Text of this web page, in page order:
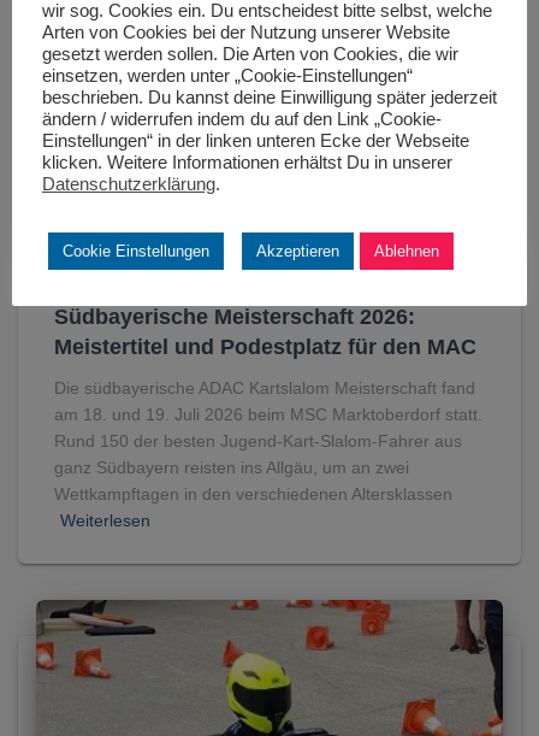
Südbayerische Meisterschaft 2026:
Meistertitel und Podestplatz für den MAC
Die südbayerische ADAC Kartslalom Meisterschaft fand
am 18. und 19. Juli 2026 beim MSC Marktoberdorf statt.
Rund 150 der besten Jugend-Kart-Slalom-Fahrer aus
ganz Südbayern reisten ins Allgäu, um an zwei
Wettkampftagen in den verschiedenen Altersklassen
Weiterlesen
wir sog. Cookies ein. Du entscheidest bitte selbst, welche
Arten von Cookies bei der Nutzung unserer Website
gesetzt werden sollen. Die Arten von Cookies, die wir
einsetzen, werden unter „Cookie-Einstellungen“
beschrieben. Du kannst deine Einwilligung später jederzeit
ändern / widerrufen indem du auf den Link „Cookie-
Einstellungen“ in der linken unteren Ecke der Webseite
klicken. Weitere Informationen erhältst Du in unserer
Datenschutzerklärung.
Cookie Einstellungen Akzeptieren Ablehnen